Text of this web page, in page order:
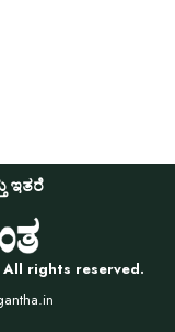
ಇತರೆ
rights reserved.